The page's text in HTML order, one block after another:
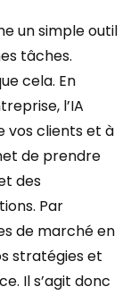
un simple outil
tâches.
cela. En
l’IA
vos clients et à
de prendre
des
Par
de marché en
stratégies et
Il s’agit donc